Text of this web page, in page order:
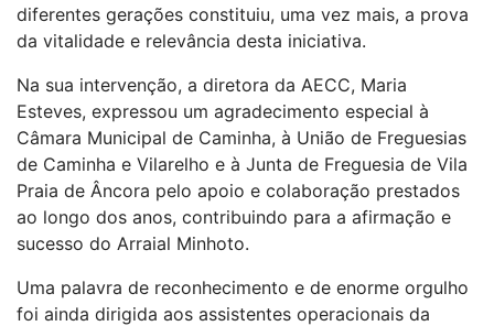
diferentes gerações constituiu, uma vez mais, a prova
da vitalidade e relevância desta iniciativa.
Na sua intervenção, a diretora da AECC, Maria
Esteves, expressou um agradecimento especial à
Câmara Municipal de Caminha, à União de Freguesias
de Caminha e Vilarelho e à Junta de Freguesia de Vila
Praia de Âncora pelo apoio e colaboração prestados
ao longo dos anos, contribuindo para a afirmação e
sucesso do Arraial Minhoto.
Uma palavra de reconhecimento e de enorme orgulho
foi ainda dirigida aos assistentes operacionais da